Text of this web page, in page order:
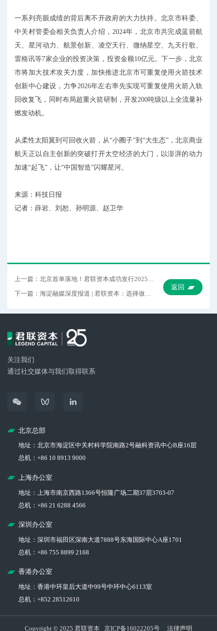
一系列亮眼成绩的背后离不开政府的大力扶持。北京市科委、
中关村管委会相关负责人介绍，2024年，北京市共完成蓝箭航
天、星河动力、航景创新、凌空天行、微纳星空、九天行歌、
雷格讯等7家企业的投资决策，投资金额10亿元。下一步，北京
市将加大技术攻关力度，加快推进北京市可重复使用火箭技术
创新中心建设，力争2026年左右率先实现可重复使用火箭入轨
回收复飞，同时布局超重火箭研制，开发200吨级以上全流量补
燃发动机。
从柔性太阳翼到可回收火箭，从“小圈子”到“大生态”，北京商业
航天正以自主创新的突破打开太空经济的大门，以澎湃的动力
加速“起飞”，让“中国智造”闪耀星河。
来源：科技日报
记者：薛岩、刘恕、孙明源、赵卫华
返回
上一篇：北京首单落地！君联资本成功发行2025年度第一期“科创债”
下一篇：海淀融媒深度报道 | 君联资本：选择做科创企业穿越寒冬的“稳定器”
关注我们
通过社交媒体与我们取得联系
北京总部
地址：北京市海淀区中关村科学院南路2号融科资讯中心B座16层
总机：+86 10 8913 9000
上海办公室
地址：上海市南京西路1366号恒隆广场二期37层3703-07
总机：+86 21 6288 4566
深圳办公室
地址：深圳市福田区深南大道7888号东海国际中心A座1701
总机：+86 755 8899 2168
香港办公室
地址：香港中环皇后大道中99号中环中心6113室
总机：+852 28512610
Copyright © 2025 君联资本 京ICP备16022205号 法律声明